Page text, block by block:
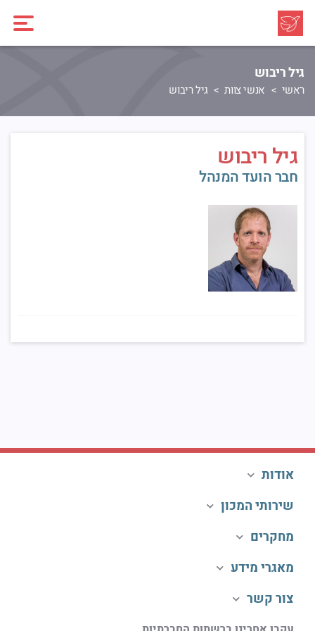
גיל ריבוש
ראשי אנשי צוות גיל ריבוש
גיל ריבוש
חבר הועד המנהל
אודות
שירותי המכון
מחקרים
מאגרי מידע
צור קשר